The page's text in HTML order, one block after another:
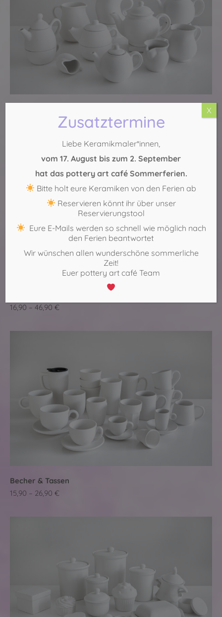
16,90 – 46,90 €
Becher & Tassen
15,90 – 26,90 €
Zusatztermine
Liebe Keramikmaler*innen,
vom 17. August bis zum 2. September
hat das pottery art café Sommerferien.
Bitte holt eure Keramiken von den Ferien ab
Reservieren könnt ihr über unser
Reservierungstool
Eure E-Mails werden so schnell wie möglich nach
den Ferien beantwortet
Wir wünschen allen wunderschöne sommerliche
Zeit!
Euer pottery art café Team
X